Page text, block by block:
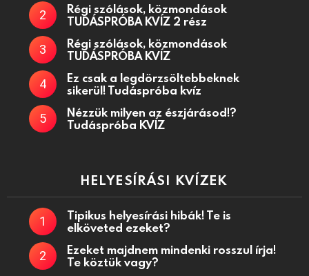
Régi szólások, közmondások
TUDÁSPRÓBA KVÍZ 2 rész
Régi szólások, közmondások
TUDÁSPRÓBA KVÍZ
Ez csak a legdörzsöltebbeknek
sikerül! Tudáspróba kvíz
Nézzük milyen az észjárásod!?
Tudáspróba KVÍZ
HELYESÍRÁSI KVÍZEK
Tipikus helyesírási hibák! Te is
elköveted ezeket?
Ezeket majdnem mindenki rosszul írja!
Te köztük vagy?